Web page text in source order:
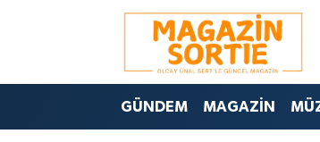
GÜNDEM MAGAZİN
Nöbetçi Eczaneler
Hava Durumu